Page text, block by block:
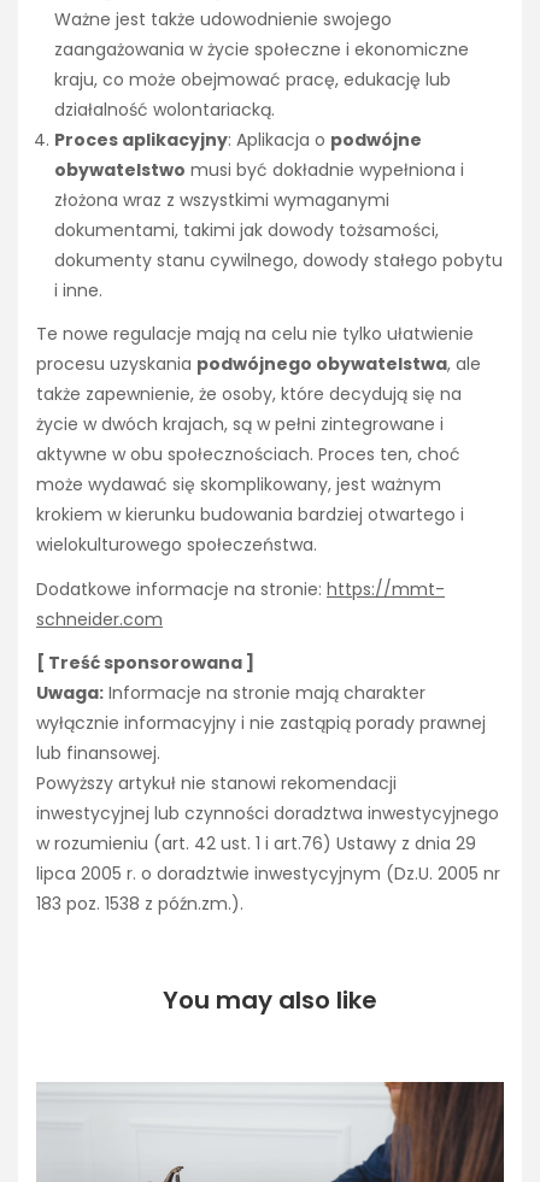
Ważne jest także udowodnienie swojego
zaangażowania w życie społeczne i ekonomiczne
kraju, co może obejmować pracę, edukację lub
działalność wolontariacką.
Proces aplikacyjny: Aplikacja o podwójne
obywatelstwo musi być dokładnie wypełniona i
złożona wraz z wszystkimi wymaganymi
dokumentami, takimi jak dowody tożsamości,
dokumenty stanu cywilnego, dowody stałego pobytu
i inne.
Te nowe regulacje mają na celu nie tylko ułatwienie
procesu uzyskania podwójnego obywatelstwa, ale
także zapewnienie, że osoby, które decydują się na
życie w dwóch krajach, są w pełni zintegrowane i
aktywne w obu społecznościach. Proces ten, choć
może wydawać się skomplikowany, jest ważnym
krokiem w kierunku budowania bardziej otwartego i
wielokulturowego społeczeństwa.
Dodatkowe informacje na stronie: https://mmt-
schneider.com
[ Treść sponsorowana ]
Uwaga: Informacje na stronie mają charakter
wyłącznie informacyjny i nie zastąpią porady prawnej
lub finansowej.
Powyższy artykuł nie stanowi rekomendacji
inwestycyjnej lub czynności doradztwa inwestycyjnego
w rozumieniu (art. 42 ust. 1 i art.76) Ustawy z dnia 29
lipca 2005 r. o doradztwie inwestycyjnym (Dz.U. 2005 nr
183 poz. 1538 z późn.zm.).
You may also like